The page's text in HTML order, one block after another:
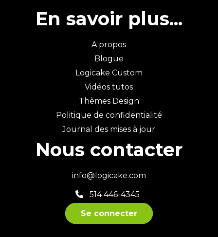
En savoir plus...
A propos
Blogue
Logicake Custom
Vidéos tutos
Thèmes Design
Politique de confidentialité
Journal des mises à jour
Nous contacter
info@logicake.com
514 446-4345
Se connecter